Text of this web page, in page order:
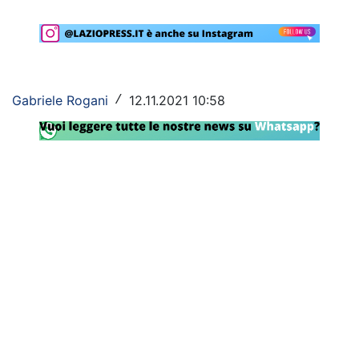
Primavera
Lazio Women
Rassegna Lazio
Gabriele Rogani / 12.11.2021 10:58